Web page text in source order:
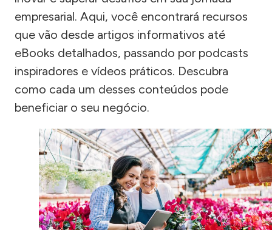
empresarial. Aqui, você encontrará recursos
que vão desde artigos informativos até
eBooks detalhados, passando por podcasts
inspiradores e vídeos práticos. Descubra
como cada um desses conteúdos pode
beneficiar o seu negócio.